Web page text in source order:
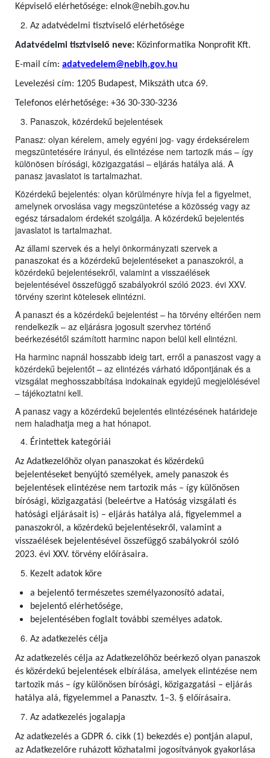
Képviselő elérhetősége: elnok@nebih.gov.hu
Az adatvédelmi tisztviselő elérhetősége
Adatvédelmi tisztviselő neve: Közinformatika Nonprofit Kft.
E-mail cím: adatvedelem@nebih.gov.hu
Levelezési cím: 1205 Budapest, Mikszáth utca 69.
Telefonos elérhetősége: +36 30-330-3236
Panaszok, közérdekű bejelentések
Panasz: olyan kérelem, amely egyéni jog- vagy érdeksérelem
megszüntetésére irányul, és elintézése nem tartozik más – így
különösen bírósági, közigazgatási – eljárás hatálya alá. A
panasz javaslatot is tartalmazhat.
Közérdekű bejelentés: olyan körülményre hívja fel a figyelmet,
amelynek orvoslása vagy megszüntetése a közösség vagy az
egész társadalom érdekét szolgálja. A közérdekű bejelentés
javaslatot is tartalmazhat.
Az állami szervek és a helyi önkormányzati szervek a
panaszokat és a közérdekű bejelentéseket a panaszokról, a
közérdekű bejelentésekről, valamint a visszaélések
bejelentésével összefüggő szabályokról szóló 2023. évi XXV.
törvény szerint kötelesek elintézni.
A panaszt és a közérdekű bejelentést – ha törvény eltérően nem
rendelkezik – az eljárásra jogosult szervhez történő
beérkezésétől számított harminc napon belül kell elintézni.
Ha harminc napnál hosszabb ideig tart, erről a panaszost vagy a
közérdekű bejelentőt – az elintézés várható időpontjának és a
vizsgálat meghosszabbítása indokainak egyidejű megjelölésével
– tájékoztatni kell.
A panasz vagy a közérdekű bejelentés elintézésének határideje
nem haladhatja meg a hat hónapot.
Érintettek kategóriái
Az Adatkezelőhöz olyan panaszokat és közérdekű
bejelentéseket benyújtó személyek, amely panaszok és
bejelentések elintézése nem tartozik más – így különösen
bírósági, közigazgatási (beleértve a Hatóság vizsgálati és
hatósági eljárásait is) – eljárás hatálya alá, figyelemmel a
panaszokról, a közérdekű bejelentésekről, valamint a
visszaélések bejelentésével összefüggő szabályokról szóló
2023. évi XXV. törvény előírásaira.
Kezelt adatok köre
a bejelentő természetes személyazonosító adatai,
bejelentő elérhetősége,
bejelentésében foglalt további személyes adatok.
Az adatkezelés célja
Az adatkezelés célja az Adatkezelőhöz beérkező olyan panaszok
és közérdekű bejelentések elbírálása, amelyek elintézése nem
tartozik más – így különösen bírósági, közigazgatási – eljárás
hatálya alá, figyelemmel a Panasztv. 1–3. § előírásaira.
Az adatkezelés jogalapja
Az adatkezelés a GDPR 6. cikk (1) bekezdés e) pontján alapul,
az Adatkezelőre ruházott közhatalmi jogosítványok gyakorlása